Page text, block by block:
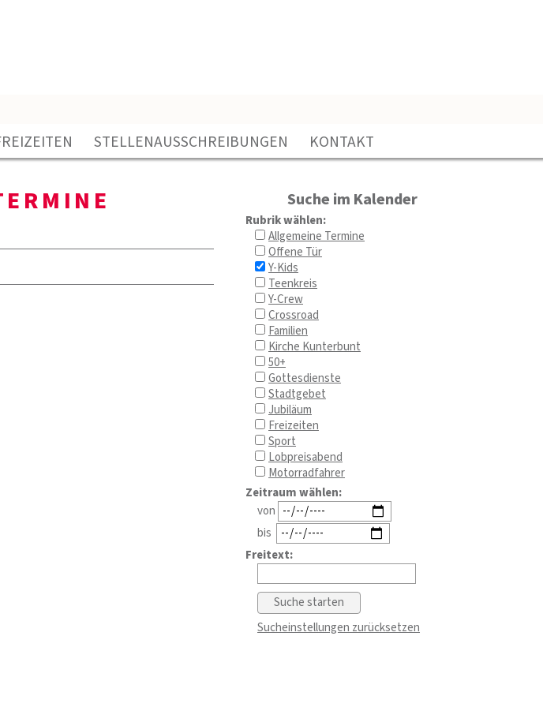
STELLENAUSSCHREIBUNGEN KONTAKT
Suche im Kalender
Rubrik wählen:
Allgemeine Termine
Offene Tür
Y-Kids
Teenkreis
Y-Crew
Crossroad
Familien
Kirche Kunterbunt
50+
Gottesdienste
Stadtgebet
Jubiläum
Freizeiten
Sport
Lobpreisabend
Motorradfahrer
Zeitraum wählen:
von
bis
Freitext:
Sucheinstellungen zurücksetzen